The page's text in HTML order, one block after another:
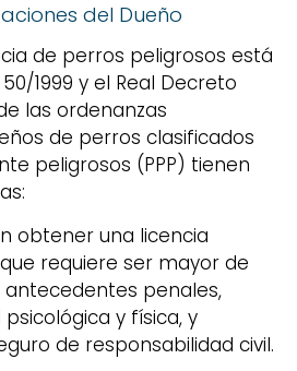
del Dueño
de perros peligrosos está
1999 y el Real Decreto
las ordenanzas
de perros clasificados
peligrosos (PPP) tienen
obtener una licencia
requiere ser mayor de
penales,
y física, y
de responsabilidad civil.